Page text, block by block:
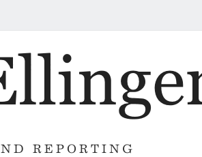
REPORTING